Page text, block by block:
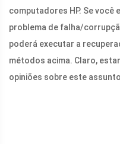
computadores HP. Se você
problema de falha/
poderá executar a
métodos acima. Claro,
opiniões sobre este